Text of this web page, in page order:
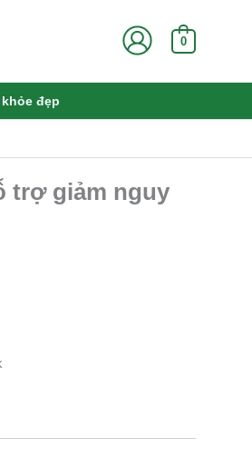
0
đẹp
trợ giảm nguy